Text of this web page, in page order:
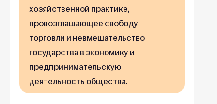
хозяйственной практике,
провозглашающее свободу
торговли и невмешательство
государства в экономику и
предпринимательскую
деятельность общества.